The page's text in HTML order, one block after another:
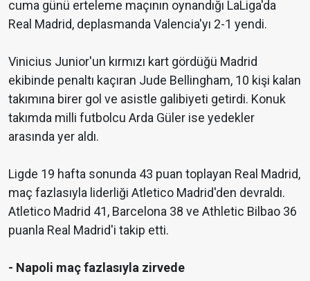
cuma günü erteleme maçının oynandığı LaLiga'da
Real Madrid, deplasmanda Valencia'yı 2-1 yendi.
Vinicius Junior'un kırmızı kart gördüğü Madrid
ekibinde penaltı kaçıran Jude Bellingham, 10 kişi kalan
takımına birer gol ve asistle galibiyeti getirdi. Konuk
takımda milli futbolcu Arda Güler ise yedekler
arasında yer aldı.
Ligde 19 hafta sonunda 43 puan toplayan Real Madrid,
maç fazlasıyla liderliği Atletico Madrid'den devraldı.
Atletico Madrid 41, Barcelona 38 ve Athletic Bilbao 36
puanla Real Madrid'i takip etti.
- Napoli maç fazlasıyla zirvede